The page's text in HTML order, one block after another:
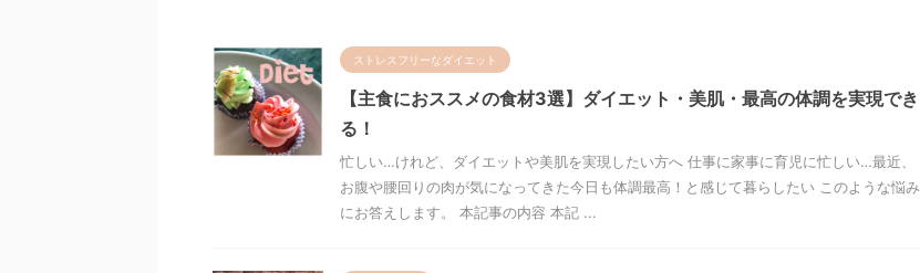
ストレスフリーなダイエット
【主食におススメの食材3選】ダイエット・美肌・最高の体調を実現でき
る！
忙しい…けれど、ダイエットや美肌を実現したい方へ 仕事に家事に育児に忙しい…最近、
お腹や腰回りの肉が気になってきた今日も体調最高！と感じて暮らしたい このような悩み
にお答えします。 本記事の内容 本記 ...